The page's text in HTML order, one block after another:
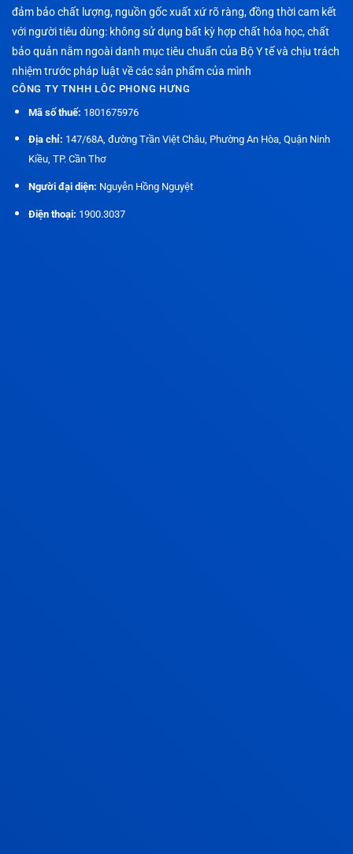
đảm bảo chất lượng, nguồn gốc xuất xứ rõ ràng, đồng thời cam kết
với người tiêu dùng: không sử dụng bất kỳ hợp chất hóa học, chất
bảo quản nằm ngoài danh mục tiêu chuẩn của Bộ Y tế và chịu trách
nhiệm trước pháp luật về các sản phẩm của mình
CÔNG TY TNHH LÔC PHONG HƯNG
Mã số thuế: 1801675976
Địa chỉ: 147/68A, đường Trần Việt Châu, Phường An Hòa, Quận Ninh
Kiều, TP. Cần Thơ
Người đại diện: Nguyễn Hồng Nguyệt
Điện thoại: 1900.3037